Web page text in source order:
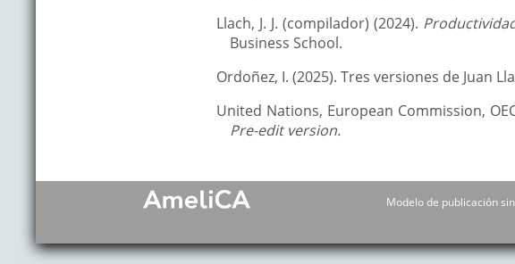
Llach, J. J. (compilador) (2024).
Business School.
Ordoñez, I. (2025). Tres versiones de Juan
United Nations, European Commission,
Pre-edit version.
Modelo de publicación